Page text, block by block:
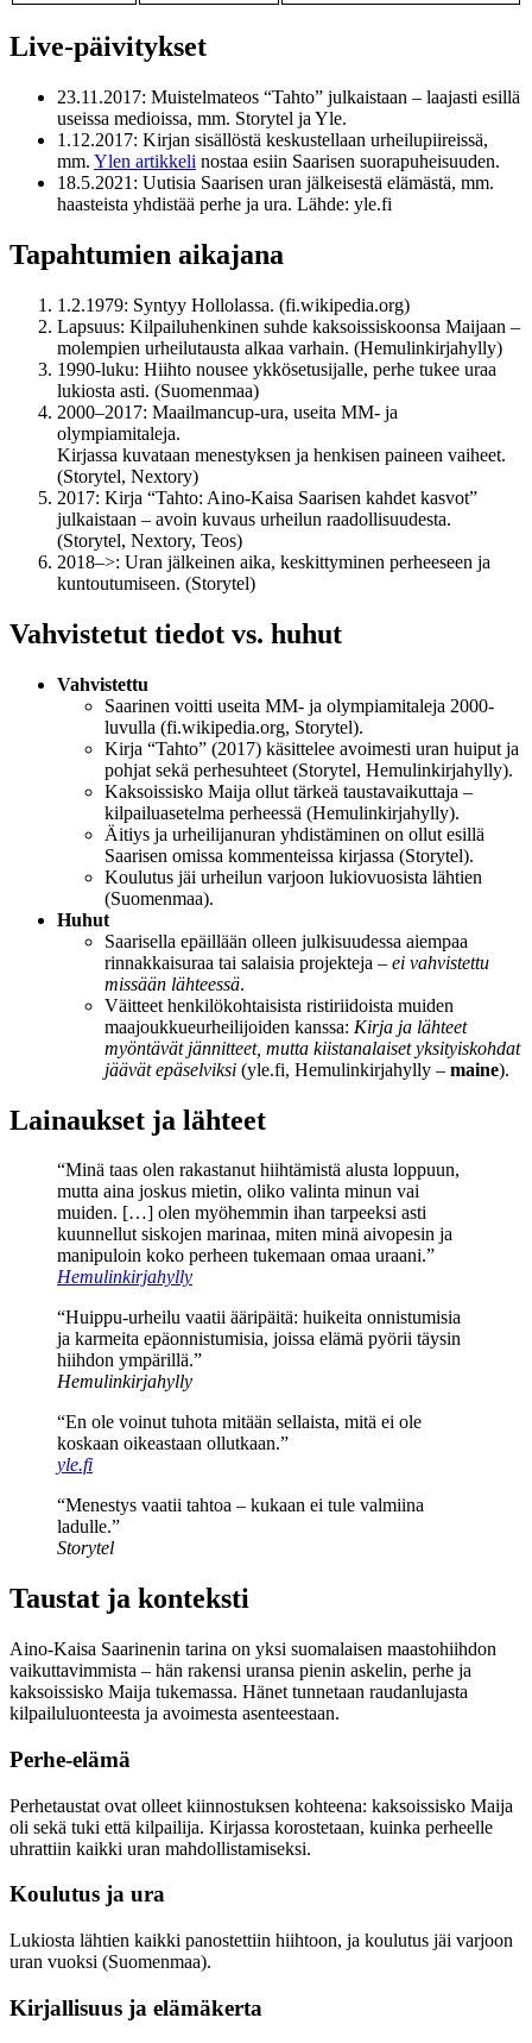
Live-päivitykset
23.11.2017: Muistelmateos “Tahto” julkaistaan – laajasti esillä
useissa medioissa, mm. Storytel ja Yle.
1.12.2017: Kirjan sisällöstä keskustellaan urheilupiireissä,
mm. Ylen artikkeli nostaa esiin Saarisen suorapuheisuuden.
18.5.2021 : Uutisia Saarisen uran jälkeisestä elämästä, mm.
haasteista yhdistää perhe ja ura. Lähde: yle.fi
Tapahtumien aikajana
1.2.1979: Syntyy Hollolassa. (fi.wikipedia.org)
Lapsuus: Kilpailuhenkinen suhde kaksoissiskoonsa Maijaan –
molempien urheilutausta alkaa varhain. (Hemulinkirjahylly)
1990-luku: Hiihto nousee ykkösetusijalle, perhe tukee uraa
lukiosta asti. (Suomenmaa)
2000–2017: Maailmancup-ura, useita MM- ja
olympiamitaleja.
Kirjassa kuvataan menestyksen ja henkisen paineen vaiheet.
(Storytel, Nextory)
2017: Kirja “Tahto: Aino-Kaisa Saarisen kahdet kasvot”
julkaistaan – avoin kuvaus urheilun raadollisuudesta.
(Storytel, Nextory, Teos)
2018–>: Uran jälkeinen aika, keskittyminen perheeseen ja
kuntoutumiseen. (Storytel)
Vahvistetut tiedot vs. huhut
Vahvistettu
Saarinen voitti useita MM- ja olympiamitaleja 2000-
luvulla (fi.wikipedia.org, Storytel).
Kirja “Tahto” (2017) käsittelee avoimesti uran huiput ja
pohjat sekä perhesuhteet (Storytel, Hemulinkirjahylly).
Kaksoissisko Maija ollut tärkeä taustavaikuttaja –
kilpailuasetelma perheessä (Hemulinkirjahylly).
Äitiys ja urheilijanuran yhdistäminen on ollut esillä
Saarisen omissa kommenteissa kirjassa (Storytel).
Koulutus jäi urheilun varjoon lukiovuosista lähtien
(Suomenmaa).
Huhut
Saarisella epäillään olleen julkisuudessa aiempaa
rinnakkaisuraa tai salaisia projekteja – ei vahvistettu
missään lähteessä.
Väitteet henkilökohtaisista ristiriidoista muiden
maajoukkueurheilijoiden kanssa: Kirja ja lähteet
myöntävät jännitteet, mutta kiistanalaiset yksityiskohdat
jäävät epäselviksi (yle.fi, Hemulinkirjahylly – maine).
Lainaukset ja lähteet
“Minä taas olen rakastanut hiihtämistä alusta loppuun,
mutta aina joskus mietin, oliko valinta minun vai
muiden. […] olen myöhemmin ihan tarpeeksi asti
kuunnellut siskojen marinaa, miten minä aivopesin ja
manipuloin koko perheen tukemaan omaa uraani.”
Hemulinkirjahylly
“Huippu-urheilu vaatii ääripäitä: huikeita onnistumisia
ja karmeita epäonnistumisia, joissa elämä pyörii täysin
hiihdon ympärillä.”
Hemulinkirjahylly
“En ole voinut tuhota mitään sellaista, mitä ei ole
koskaan oikeastaan ollutkaan.”
yle.fi
“Menestys vaatii tahtoa – kukaan ei tule valmiina
ladulle.”
Storytel
Taustat ja konteksti
Aino-Kaisa Saarinenin tarina on yksi suomalaisen maastohiihdon
vaikuttavimmista – hän rakensi uransa pienin askelin, perhe ja
kaksoissisko Maija tukemassa. Hänet tunnetaan raudanlujasta
kilpailuluonteesta ja avoimesta asenteestaan.
Perhe-elämä
Perhetaustat ovat olleet kiinnostuksen kohteena: kaksoissisko Maija
oli sekä tuki että kilpailija. Kirjassa korostetaan, kuinka perheelle
uhrattiin kaikki uran mahdollistamiseksi.
Koulutus ja ura
Lukiosta lähtien kaikki panostettiin hiihtoon, ja koulutus jäi varjoon
uran vuoksi (Suomenmaa).
Kirjallisuus ja elämäkerta